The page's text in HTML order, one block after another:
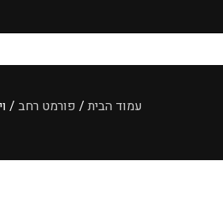
עמוד הבית / פורמט רחב /